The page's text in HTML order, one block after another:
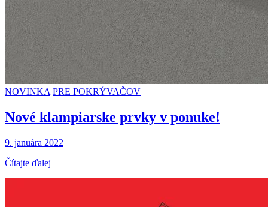
NOVINKA PRE POKRÝVAČOV
Nové klampiarske prvky v ponuke!
9. januára 2022
Čítajte ďalej